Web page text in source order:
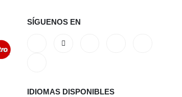
SÍGUENOS EN
IDIOMAS DISPONIBLES